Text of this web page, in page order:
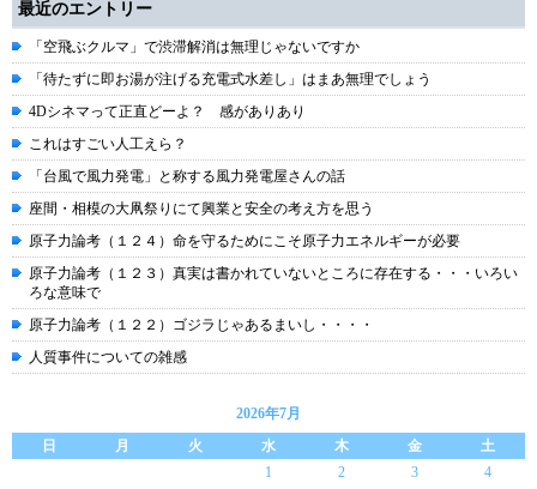
最近のエントリー
「空飛ぶクルマ」で渋滞解消は無理じゃないですか
「待たずに即お湯が注げる充電式水差し」はまあ無理でしょう
4Dシネマって正直どーよ？ 感がありあり
これはすごい人工えら？
「台風で風力発電」と称する風力発電屋さんの話
座間・相模の大凧祭りにて興業と安全の考え方を思う
原子力論考（１２４）命を守るためにこそ原子力エネルギーが必要
原子力論考（１２３）真実は書かれていないところに存在する・・・いろい
ろな意味で
原子力論考（１２２）ゴジラじゃあるまいし・・・・
人質事件についての雑感
2026年7月
日
月 火 水 木 金
土
1
2 3
4